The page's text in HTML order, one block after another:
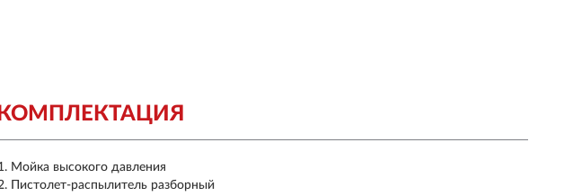
КОМПЛЕКТАЦИЯ
Мойка высокого давления
Пистолет-распылитель разборный